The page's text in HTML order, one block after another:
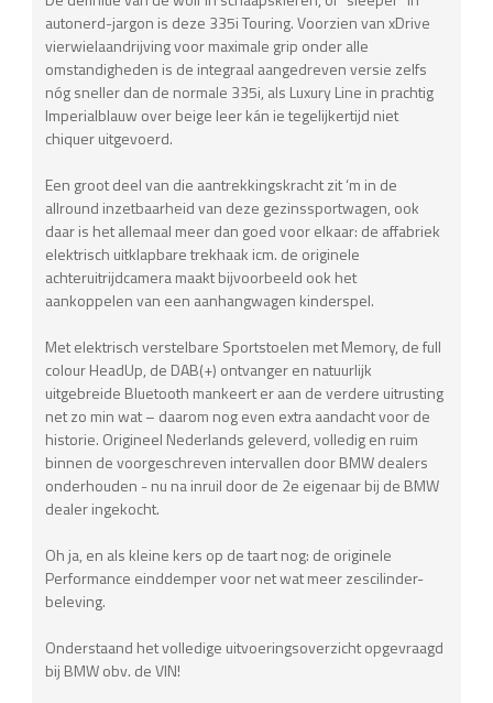
autonerd-jargon is deze 335i Touring. Voorzien van xDrive
vierwielaandrijving voor maximale grip onder alle
omstandigheden is de integraal aangedreven versie zelfs
nóg sneller dan de normale 335i, als Luxury Line in prachtig
Imperialblauw over beige leer kán ie tegelijkertijd niet
chiquer uitgevoerd.
Een groot deel van die aantrekkingskracht zit ‘m in de
allround inzetbaarheid van deze gezinssportwagen, ook
daar is het allemaal meer dan goed voor elkaar: de affabriek
elektrisch uitklapbare trekhaak icm. de originele
achteruitrijdcamera maakt bijvoorbeeld ook het
aankoppelen van een aanhangwagen kinderspel.
Met elektrisch verstelbare Sportstoelen met Memory, de full
colour HeadUp, de DAB(+) ontvanger en natuurlijk
uitgebreide Bluetooth mankeert er aan de verdere uitrusting
net zo min wat – daarom nog even extra aandacht voor de
historie. Origineel Nederlands geleverd, volledig en ruim
binnen de voorgeschreven intervallen door BMW dealers
onderhouden - nu na inruil door de 2e eigenaar bij de BMW
dealer ingekocht.
Oh ja, en als kleine kers op de taart nog: de originele
Performance einddemper voor net wat meer zescilinder-
beleving.
Onderstaand het volledige uitvoeringsoverzicht opgevraagd
bij BMW obv. de VIN!